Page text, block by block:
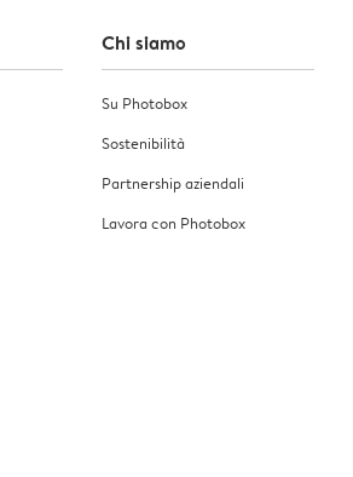
Chi siamo
Su Photobox
Sostenibilità
Partnership aziendali
Lavora con Photobox